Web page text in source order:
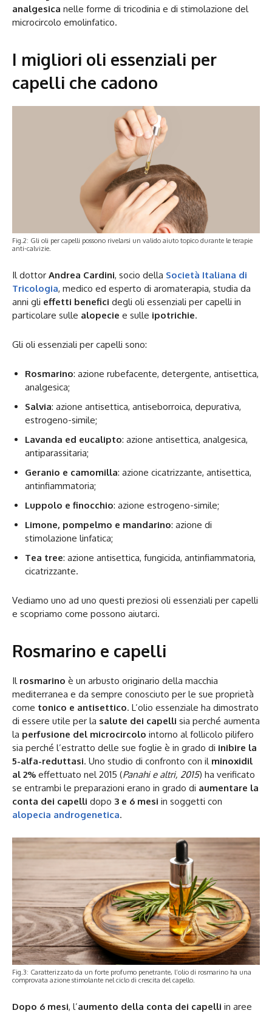
analgesica nelle forme di tricodinia e di stimolazione del
microcircolo emolinfatico.
I migliori oli essenziali per
capelli che cadono
Fig.2: Gli oli per capelli possono rivelarsi un valido aiuto topico durante le terapie
anti-calvizie.
Il dottor Andrea Cardini, socio della Società Italiana di
Tricologia, medico ed esperto di aromaterapia, studia da
anni gli effetti benefici degli oli essenziali per capelli in
particolare sulle alopecie e sulle ipotrichie.
Gli oli essenziali per capelli sono:
Rosmarino: azione rubefacente, detergente, antisettica,
analgesica;
Salvia: azione antisettica, antiseborroica, depurativa,
estrogeno-simile;
Lavanda ed eucalipto: azione antisettica, analgesica,
antiparassitaria;
Geranio e camomilla: azione cicatrizzante, antisettica,
antinfiammatoria;
Luppolo e finocchio: azione estrogeno-simile;
Limone, pompelmo e mandarino: azione di
stimolazione linfatica;
Tea tree: azione antisettica, fungicida, antinfiammatoria,
cicatrizzante.
Vediamo uno ad uno questi preziosi oli essenziali per capelli
e scopriamo come possono aiutarci.
Rosmarino e capelli
Il rosmarino è un arbusto originario della macchia
mediterranea e da sempre conosciuto per le sue proprietà
come tonico e antisettico. L’olio essenziale ha dimostrato
di essere utile per la salute dei capelli sia perché aumenta
la perfusione del microcircolo intorno al follicolo pilifero
sia perché l’estratto delle sue foglie è in grado di inibire la
5-alfa-reduttasi. Uno studio di confronto con il minoxidil
al 2% effettuato nel 2015 (Panahi e altri, 2015) ha verificato
se entrambi le preparazioni erano in grado di aumentare la
conta dei capelli dopo 3 e 6 mesi in soggetti con
alopecia androgenetica.
Fig.3: Caratterizzato da un forte profumo penetrante, l’olio di rosmarino ha una
comprovata azione stimolante nel ciclo di crescita del capello.
Dopo 6 mesi, l’aumento della conta dei capelli in aree